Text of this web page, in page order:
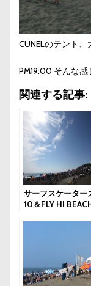
CUNELのテント
PM19:00 そんな感
関連する記事:
サーフスケーター
10＆FLY HI